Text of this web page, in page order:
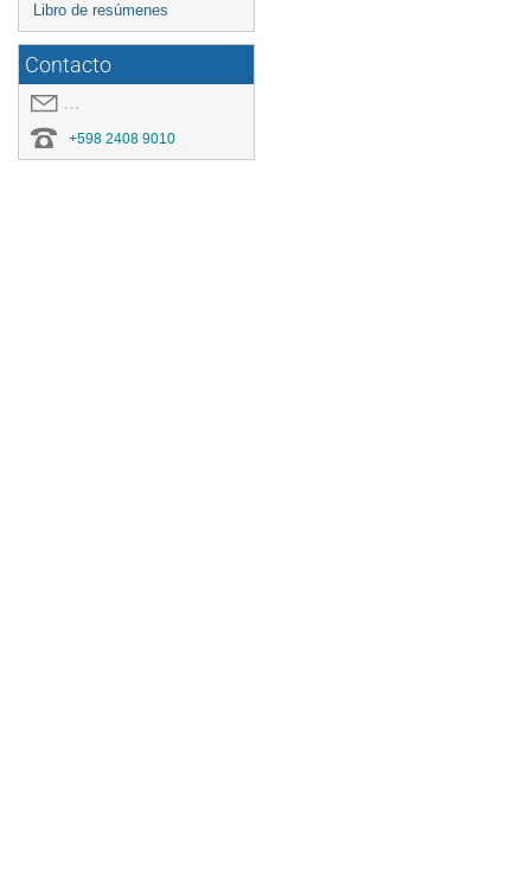
Libro de resúmenes
Contacto
covid19.congresoei@gmail.com
+598 2408 9010